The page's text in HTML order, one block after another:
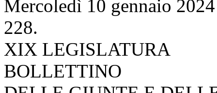
Mercoledì 10 gennaio 2024
228.
XIX LEGISLATURA
BOLLETTINO